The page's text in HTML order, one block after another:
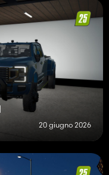
20 giugno 2026